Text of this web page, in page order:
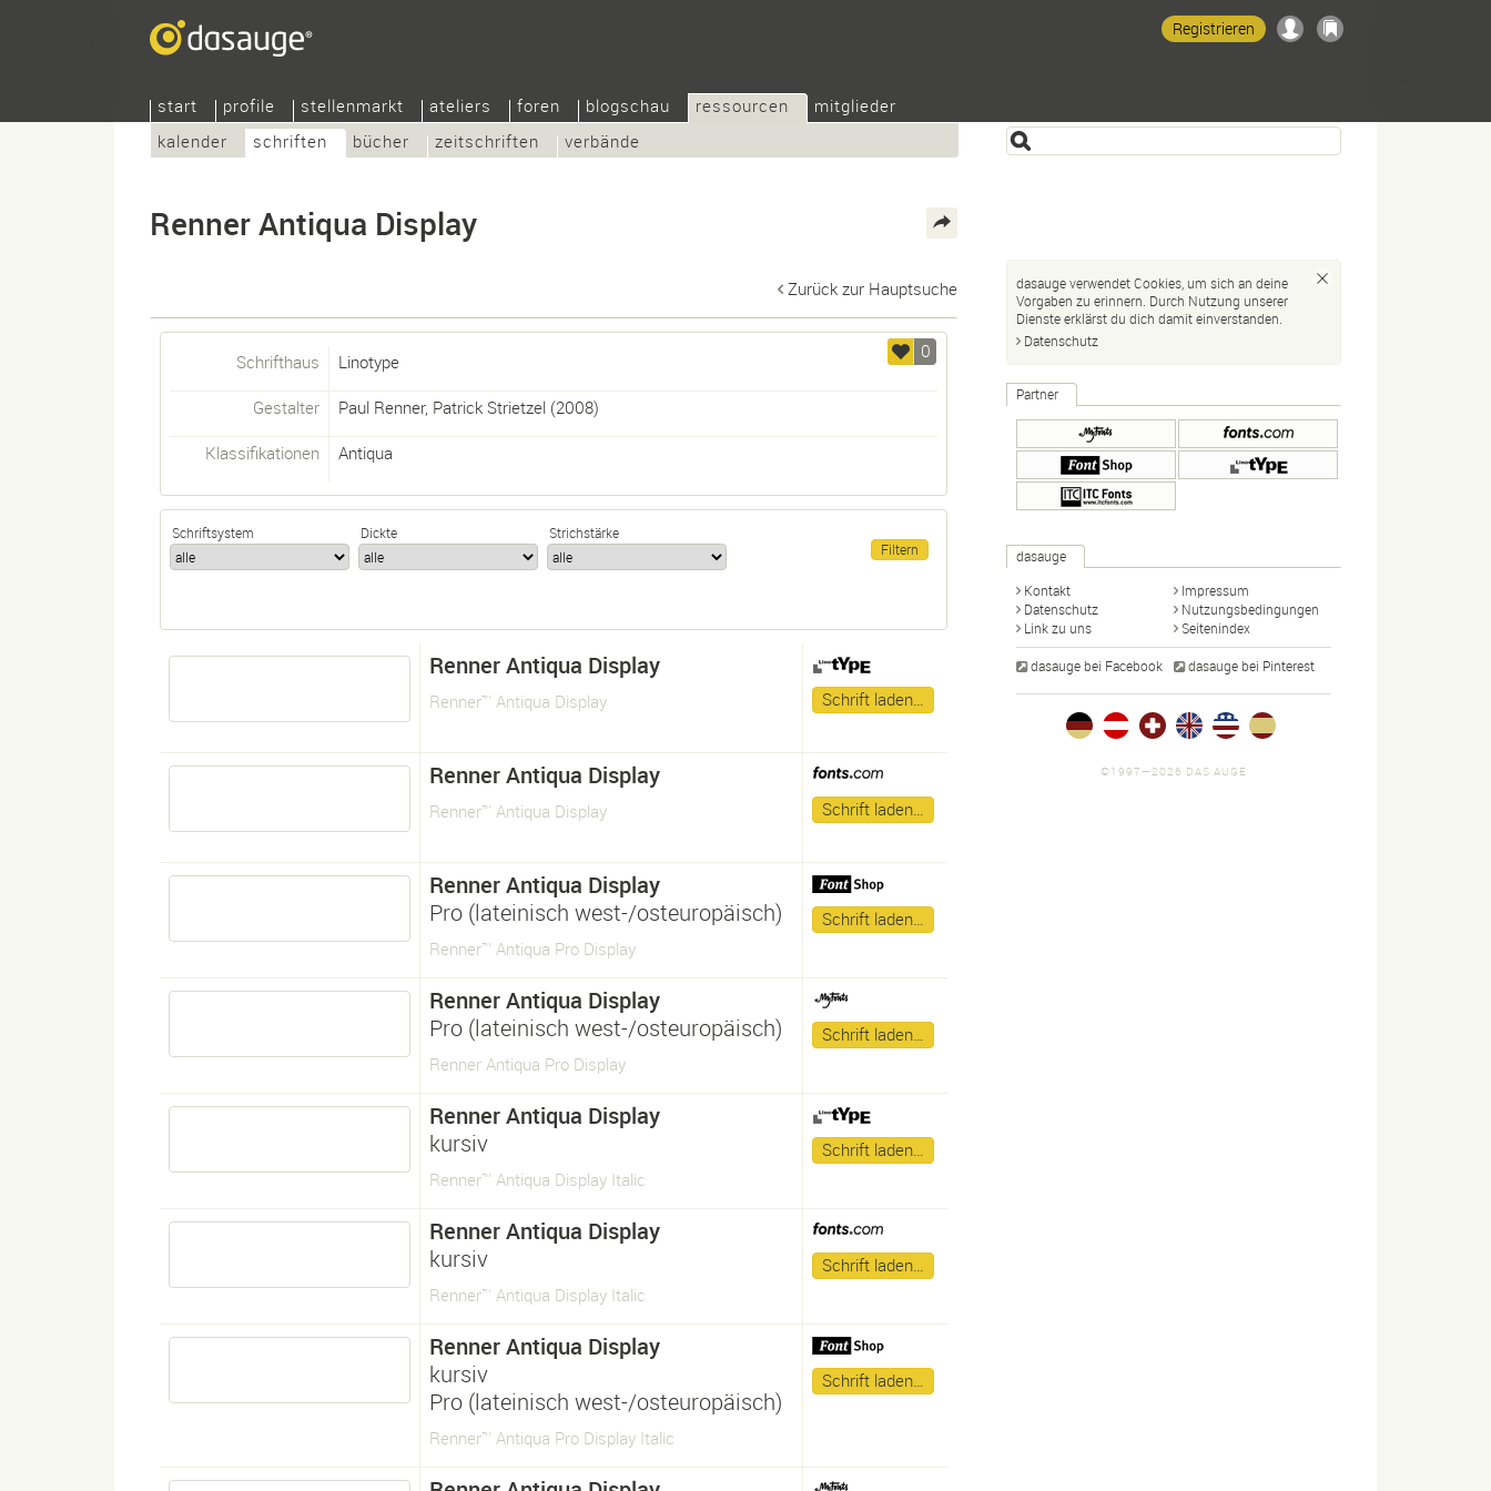
start profile stellenmarkt ateliers foren blogschau
ressourcen
kalender
schriften bücher zeitschriften verbände
mitglieder
Registrieren
Renner Antiqua Display
Zurück zur Hauptsuche
0
Schrifthaus Linotype
Gestalter Paul Renner, Patrick Strietzel(2008)
Klassifikationen Antiqua
Schriftsystem Dickte Strichstärke
Renner Antiqua Display
Renner™ Antiqua Display Schrift laden…
Renner Antiqua Display
Renner™ Antiqua Display Schrift laden…
Renner Antiqua Display
Pro (lateinisch west-/osteuropäisch)
Renner™ Antiqua Pro Display
Schrift laden…
Renner Antiqua Display
Pro (lateinisch west-/osteuropäisch)
Renner Antiqua Pro Display
Schrift laden…
Renner Antiqua Display
kursiv
Renner™ Antiqua Display Italic
Schrift laden…
Renner Antiqua Display
kursiv
Renner™ Antiqua Display Italic
Schrift laden…
Renner Antiqua Display
kursiv
Pro (lateinisch west-/osteuropäisch)
Renner™ Antiqua Pro Display Italic
Schrift laden…
dasauge verwendet Cookies, um sich an deine
Vorgaben zu erinnern. Durch Nutzung unserer
Dienste erklärst du dich damit einverstanden.
Datenschutz
Partner
dasauge
Kontakt
Impressum
Datenschutz
Nutzungsbedingungen
Link zu uns
Seitenindex
dasauge bei Facebook dasauge bei Pinterest
©1997—2026 DAS AUGE